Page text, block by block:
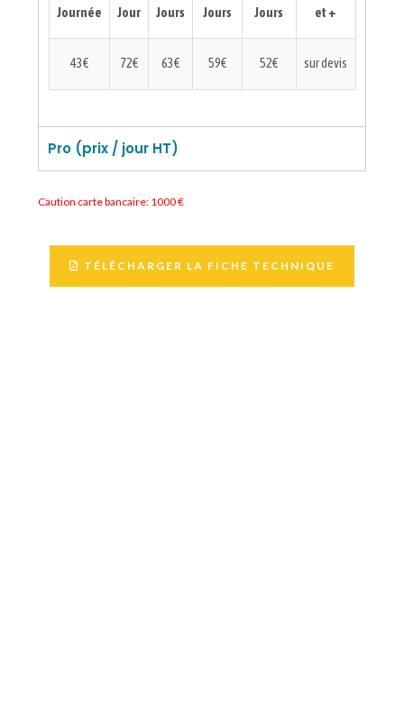
Journée
Jour
Jours
Jours
Jours
et +
43€ 72€ 63€ 59€ 52€ sur devis
Pro (prix / jour HT)
Caution carte bancaire: 1000 €
TÉLÉCHARGER LA FICHE TECHNIQUE